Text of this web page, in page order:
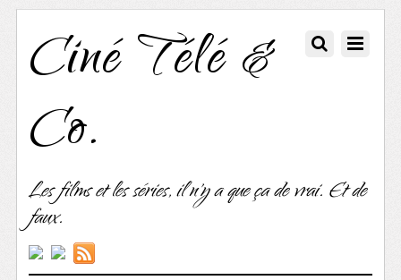
Ciné Télé &
Co.
Les films et les séries, il n'y a que ça de vrai. Et de
faux.